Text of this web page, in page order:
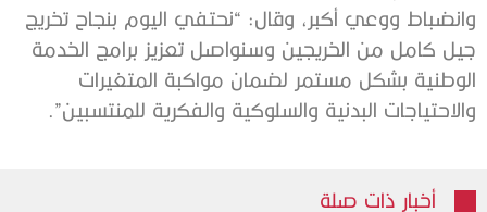
وانضباط ووعي أكبر، وقال: “نحتفي اليوم بنجاح تخريج
جيل كامل من الخريجين وسنواصل تعزيز برامج الخدمة
الوطنية بشكل مستمر لضمان مواكبة المتغيرات
والاحتياجات البدنية والسلوكية والفكرية للمنتسبين”.
أخبار ذات صلة